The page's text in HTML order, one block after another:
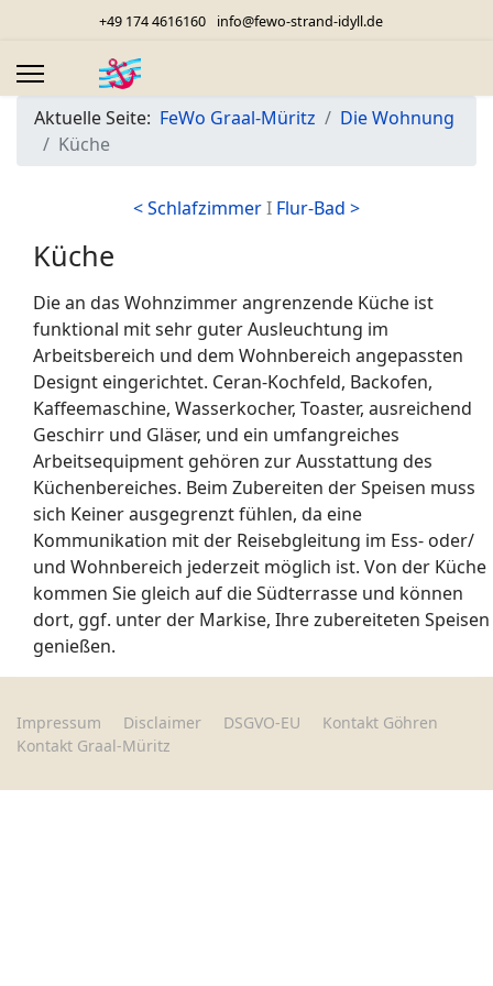
+49 174 4616160 info@fewo-strand-idyll.de
Aktuelle Seite: FeWo Graal-Müritz
Die Wohnung
Küche
< SchlafzimmerI Flur-Bad >
Küche
Die an das Wohnzimmer angrenzende Küche ist
funktional mit sehr guter Ausleuchtung im
Arbeitsbereich und dem Wohnbereich angepassten
Designt eingerichtet. Ceran-Kochfeld, Backofen,
Kaffeemaschine, Wasserkocher, Toaster, ausreichend
Geschirr und Gläser, und ein umfangreiches
Arbeitsequipment gehören zur Ausstattung des
Küchenbereiches. Beim Zubereiten der Speisen muss
sich Keiner ausgegrenzt fühlen, da eine
Kommunikation mit der Reisebgleitung im Ess- oder/
und Wohnbereich jederzeit möglich ist. Von der Küche
kommen Sie gleich auf die Südterrasse und können
dort, ggf. unter der Markise, Ihre zubereiteten Speisen
genießen.
Impressum Disclaimer DSGVO-EU
Kontakt Göhren
Kontakt Graal-Müritz